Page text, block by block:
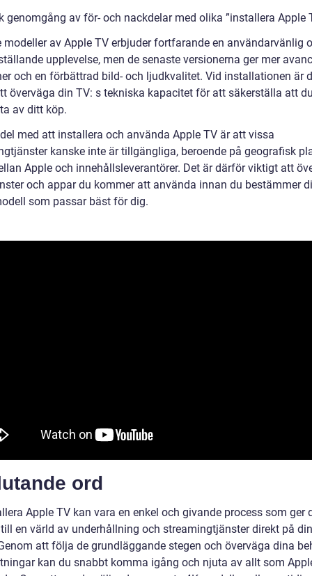
genomgång av för- och nackdelar med olika ”installera Apple
modeller av Apple TV erbjuder fortfarande en användarvänlig
upplevelse, men de senaste versionerna ger mer
och en förbättrad bild- och ljudkvalitet. Vid installationen är
överväga din TV: s tekniska kapacitet för att säkerställa att
av ditt köp.
med att installera och använda Apple TV är att vissa
kanske inte är tillgängliga, beroende på geografisk
Apple och innehållsleverantörer. Det är därför viktigt att
och appar du kommer att använda innan du bestämmer
som passar bäst för dig.
ord
Apple TV kan vara en enkel och givande process som ger
en värld av underhållning och streamingtjänster direkt på
att följa de grundläggande stegen och överväga dina
kan du snabbt komma igång och njuta av allt som